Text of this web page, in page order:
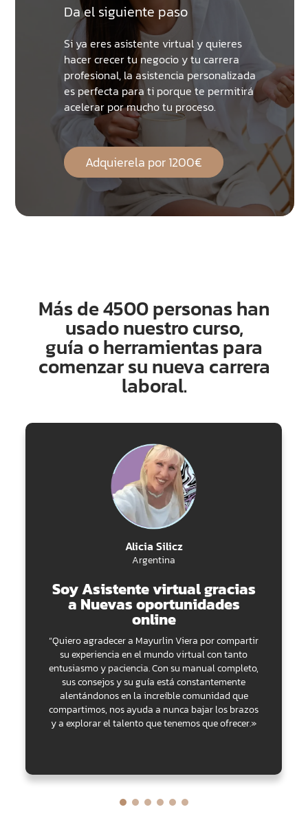
Da el siguiente paso
Si ya eres asistente virtual y quieres
hacer crecer tu negocio y tu carrera
profesional, la asistencia personalizada
es perfecta para ti porque te permitirá
acelerar por mucho tu proceso.
Adquierela por 1200€
Más de 4500 personas han
usado nuestro curso,
guía o herramientas para
comenzar su nueva carrera
laboral.
Soy Asistente virtual gracias
a Nuevas oportunidades
online
“Quiero agradecer a Mayurlin Viera por compartir
su experiencia en el mundo virtual con tanto
entusiasmo y paciencia. Con su manual completo,
sus consejos y su guía está constantemente
alentándonos en la increíble comunidad que
compartimos, nos ayuda a nunca bajar los brazos
y a explorar el talento que tenemos que ofrecer.»
Alicia Silicz
Argentina